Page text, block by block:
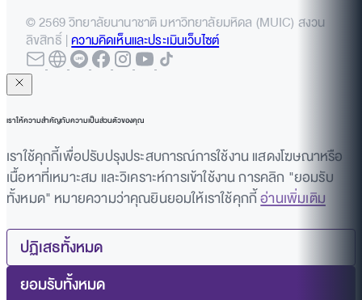
© 2569 วิทยาลัยนานาชาติ มหาวิทยาลัยมหิดล (MUIC) สงวน
ลิขสิทธิ์ |ความคิดเห็นและประเมินเว็บไซต์
เราให้ความสำคัญกับความเป็นส่วนตัวของคุณ
เราใช้คุกกี้เพื่อปรับปรุงประสบการณ์การใช้งาน แสดงโฆษณาหรือ
เนื้อหาที่เหมาะสม และวิเคราะห์การเข้าใช้งาน การคลิก "ยอมรับ
ทั้งหมด" หมายความว่าคุณยินยอมให้เราใช้คุกกี้อ่านเพิ่มเติม
ปฏิเสธทั้งหมด
ยอมรับทั้งหมด